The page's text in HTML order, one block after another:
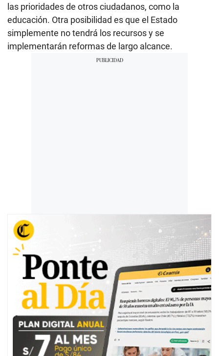
las prioridades de otros ciudadanos, como la
educación. Otra posibilidad es que el Estado
simplemente no tendrá los recursos y se
implementarán reformas de largo alcance.